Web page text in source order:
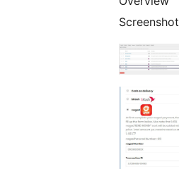
Screenshot